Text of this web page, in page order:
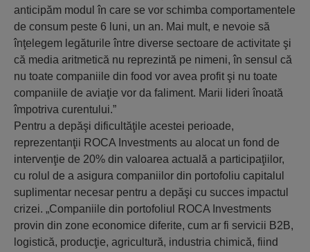
anticipăm modul în care se vor schimba comportamentele
de consum peste 6 luni, un an. Mai mult, e nevoie să
înţelegem legăturile între diverse sectoare de activitate şi
că media aritmetică nu reprezintă pe nimeni, în sensul că
nu toate companiile din food vor avea profit şi nu toate
companiile de aviaţie vor da faliment. Marii lideri înoată
împotriva curentului.”
Pentru a depăşi dificultăţile acestei perioade,
reprezentanţii ROCA Investments au alocat un fond de
intervenţie de 20% din valoarea actuală a participaţiilor,
cu rolul de a asigura companiilor din portofoliu capitalul
suplimentar necesar pentru a depăşi cu succes impactul
crizei. „Companiile din portofoliul ROCA Investments
provin din zone economice diferite, cum ar fi servicii B2B,
logistică, producţie, agricultură, industria chimică, fiind